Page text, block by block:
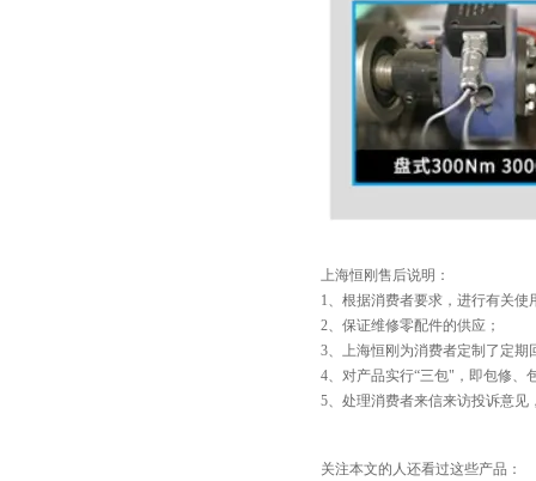
上海恒刚售后说明：
1、根据消费者要求，进行有关使
2、保证维修零配件的供应；
3、上海恒刚为消费者定制了定期
4、对产品实行“三包"，即包修、
5、处理消费者来信来访投诉意
关注本文的人还看过这些产品：